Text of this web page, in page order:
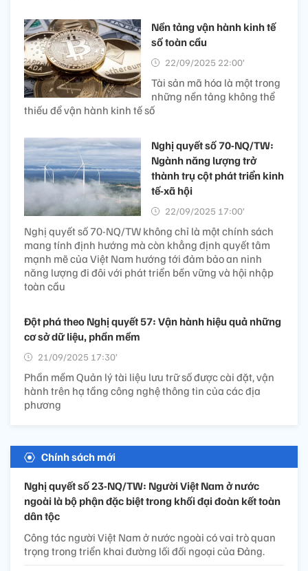
Nền tảng vận hành kinh tế
số toàn cầu
22/09/2025 22:00’
Tài sản mã hóa là một trong
những nền tảng không thể
thiếu để vận hành kinh tế số
Nghị quyết số 70-NQ/TW:
Ngành năng lượng trở
thành trụ cột phát triển kinh
tế-xã hội
22/09/2025 17:00’
Nghị quyết số 70-NQ/TW không chỉ là một chính sách
mang tính định hướng mà còn khẳng định quyết tâm
mạnh mẽ của Việt Nam hướng tới đảm bảo an ninh
năng lượng đi đôi với phát triển bền vững và hội nhập
toàn cầu
Đột phá theo Nghị quyết 57: Vận hành hiệu quả những
cơ sở dữ liệu, phần mềm
21/09/2025 17:30’
Phần mềm Quản lý tài liệu lưu trữ số được cài đặt, vận
hành trên hạ tầng công nghệ thông tin của các địa
phương
Chính sách mới
Nghị quyết số 23-NQ/TW: Người Việt Nam ở nước
ngoài là bộ phận đặc biệt trong khối đại đoàn kết toàn
dân tộc
Công tác người Việt Nam ở nước ngoài có vai trò quan
trọng trong triển khai đường lối đối ngoại của Đảng.